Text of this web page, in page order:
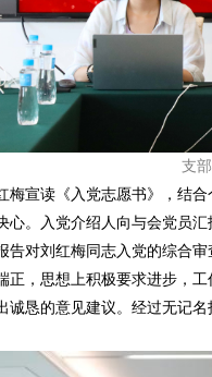
支
宣读《入党志愿书》，结合
心。入党介绍人向与会党员
告对刘红梅同志入党的综合
正，思想上积极要求进步，
诚恳的意见建议。经过无记